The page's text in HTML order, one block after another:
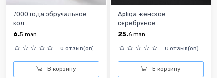
7000 года обручальное
кол...
6.5 man
0 отзыв(ов)
В корзину
Apliqa женское
серебряное...
25.6 man
0 отзыв(ов)
В корзину